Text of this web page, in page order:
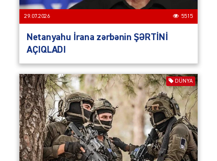
29.07.2026 5515
Netanyahu İrana zərbənin ŞƏRTİNİ
AÇIQLADI
DÜNYA